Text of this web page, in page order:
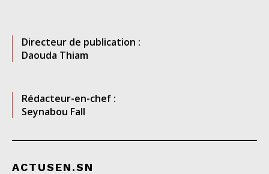
Directeur de publication :
Daouda Thiam
Rédacteur-en-chef :
Seynabou Fall
ACTUSEN.SN